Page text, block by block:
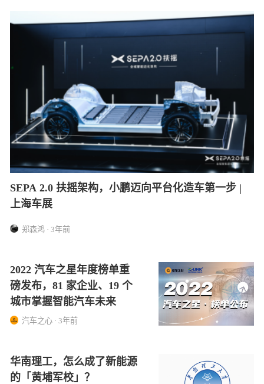
SEPA 2.0 扶摇架构，小鹏迈向平台化造车第一步 |
上海车展
郑森鸿 · 3年前
2022 汽车之星年度榜单重
磅发布，81 家企业、19 个
城市掌握智能汽车未来
汽车之心 · 3年前
华南理工，怎么成了新能源
的「黄埔军校」？